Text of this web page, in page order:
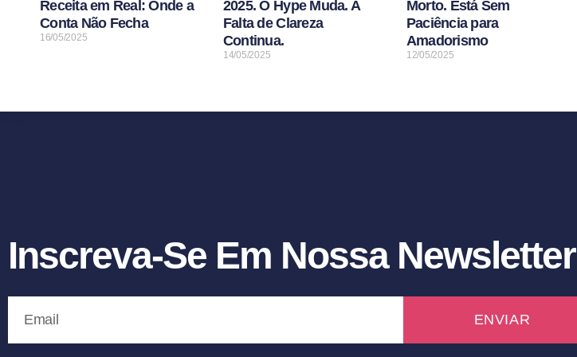
Receita em Real: Onde a
Conta Não Fecha
16/05/2025
2025. O Hype Muda. A
Falta de Clareza
Continua.
14/05/2025
Morto. Está Sem
Paciência para
Amadorismo
12/05/2025
Inscreva-Se Em Nossa Newsletter
ENVIAR